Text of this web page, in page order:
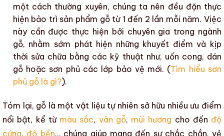
một cách thường xuyên, chúng ta nên đều đặn thực
hiện bảo trì sản phẩm gỗtừ 1 đến 2 lần mỗi năm. Việc
này cần được thực hiện bởi chuyên gia trong ngành
gỗ, nhằm sớm phát hiện những khuyết điểm và kịp
thời sửa chữa bằng các kỹ thuật như, uốn cong, dán
gỗ hoặc sơn phủcác lớp bảo vệ mới. (Tìm hiểu sơn
phủ gỗ là gì?).
Tóm lại, gỗ là một vật liệu tự nhiên sở hữu nhiều ưu điểm
nổi bật, kể từ màu sắc, vân gỗ, mùi hương cho đến độ
cứng, độ bền… chúng giúp mang đến sự chắc chắn, vẻ